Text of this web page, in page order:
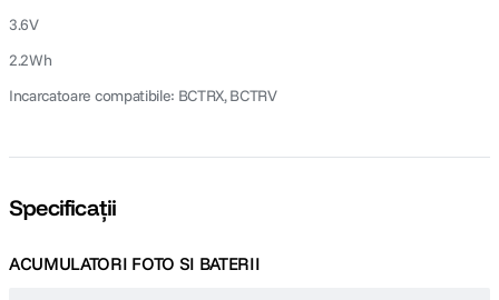
3.6V
2.2Wh
Incarcatoare compatibile: BCTRX, BCTRV
Specificații
ACUMULATORI FOTO SI BATERII